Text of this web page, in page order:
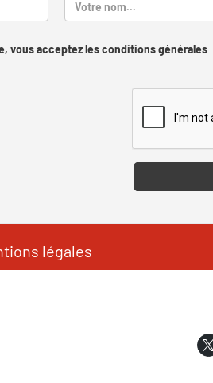
vous acceptez les conditions générales
légales